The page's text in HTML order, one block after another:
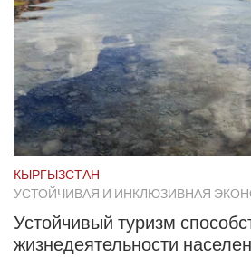
КЫРГЫЗСТАН
УСТОЙЧИВАЯ И ИНКЛЮЗИВНАЯ
Устойчивый туризм
жизнедеятельности